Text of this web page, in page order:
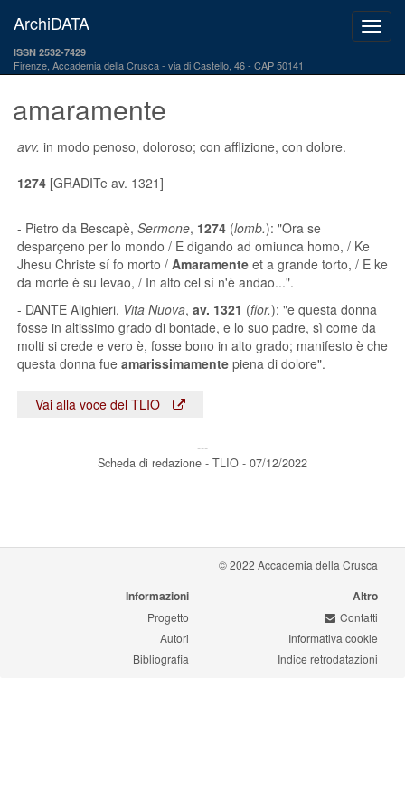
ArchiDATA
ISSN 2532-7429
Firenze, Accademia della Crusca via di Castello, 46 - CAP 50141
amaramente
avv. in modo penoso, doloroso; con afflizione, con dolore.
1274[GRADITe av. 1321]
- Pietro da Bescapè, Sermone, 1274(lomb.): "Ora se
desparçeno per lo mondo / E digando ad omiunca homo, / Ke
Jhesu Christe sí fo morto / Amaramenteet a grande torto, / E ke
da morte è su levao, / In alto cel sí n'è andao...".
- DANTE Alighieri, Vita Nuova, av. 1321 (fior.): "e questa donna
fosse in altissimo grado di bontade, e lo suo padre, sì come da
molti si crede e vero è, fosse bono in alto grado; manifesto è che
questa donna fue amarissimamentepiena di dolore".
Vai alla voce del TLIO
---
Scheda di redazione - TLIO - 07/12/2022
© 2022 Accademia della Crusca
Informazioni
Progetto
Autori
Bibliografia
Altro
Contatti
Informativa cookie
Indice retrodatazioni